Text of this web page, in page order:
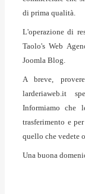
di prima qualità.
L'operazione di
Taolo's Web
Joomla Blog.
A breve,
larderiaweb.it
Informiamo che
trasferimento e
quello che vedete
Una buona